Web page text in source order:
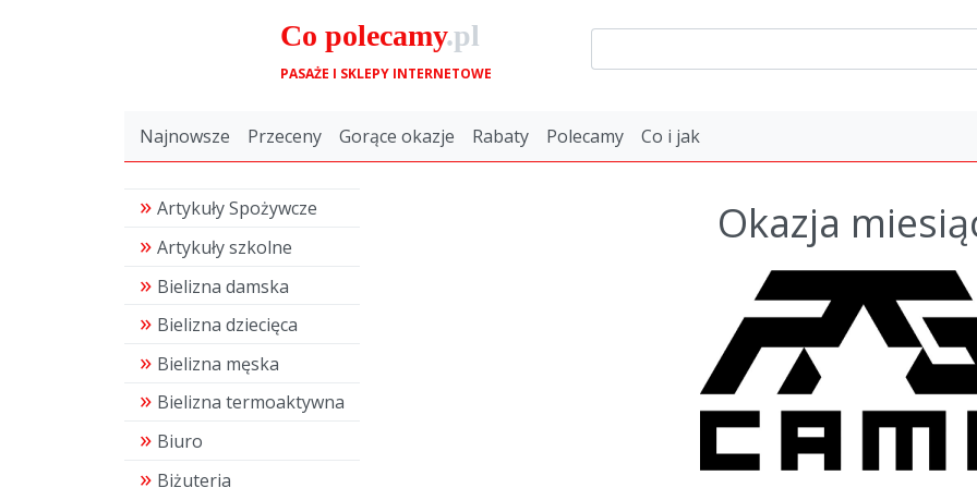
Co polecamy.pl
PASAŻE I SKLEPY INTERNETOWE
Najnowsze Przeceny Gorące okazje Rabaty Polecamy Co i jak
Artykuły Spożywcze
Artykuły szkolne
Bielizna damska
Bielizna dziecięca
Bielizna męska
Bielizna termoaktywna
Biuro
Biżuteria
Okazja